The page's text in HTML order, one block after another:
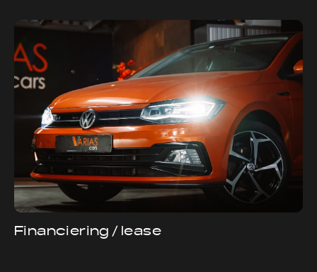
Financiering / lease